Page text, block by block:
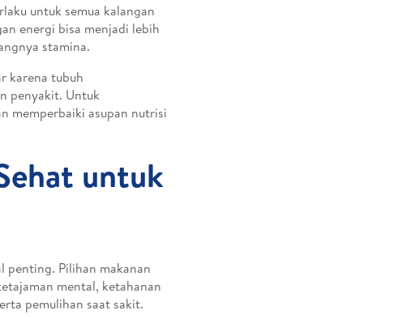
untuk semua kalangan
energi bisa menjadi lebih
stamina.
karena tubuh
penyakit. Untuk
memperbaiki asupan nutrisi
untuk
penting. Pilihan makanan
mental, ketahanan
pemulihan saat sakit.